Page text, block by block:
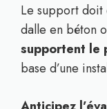
Le support doit
dalle en béton
supportent le
base d’une